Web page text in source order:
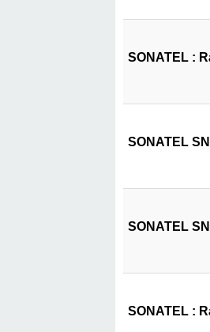
SONATEL :
SONATEL
SONATEL
SONATEL :